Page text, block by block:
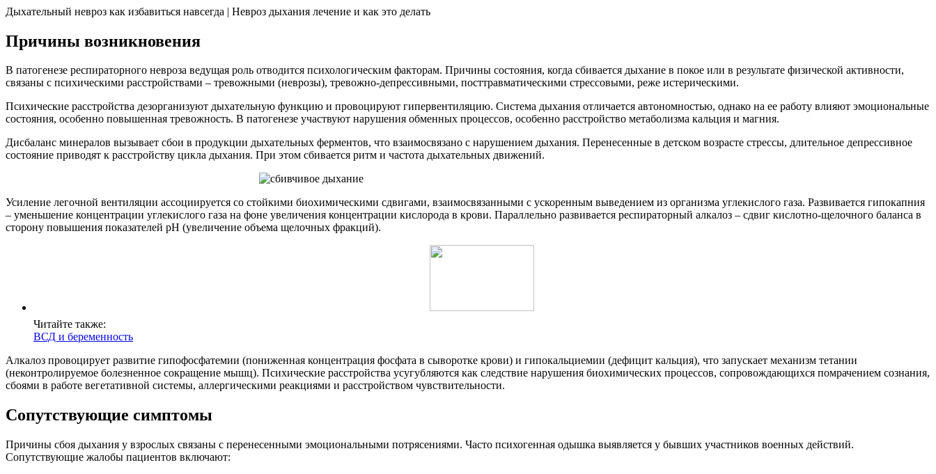
Дыхательный невроз как избавиться навсегда | Невроз дыхания лечение и как это делать
Причины возникновения
В патогенезе респираторного невроза ведущая роль отводится психологическим факторам. Причины состояния, когда сбивается дыхание в покое или в результате физической активности,
связаны с психическими расстройствами – тревожными (неврозы), тревожно-депрессивными, посттравматическими стрессовыми, реже истерическими.
Психические расстройства дезорганизуют дыхательную функцию и провоцируют гипервентиляцию. Система дыхания отличается автономностью, однако на ее работу влияют эмоциональные
состояния, особенно повышенная тревожность. В патогенезе участвуют нарушения обменных процессов, особенно расстройство метаболизма кальция и магния.
Дисбаланс минералов вызывает сбои в продукции дыхательных ферментов, что взаимосвязано с нарушением дыхания. Перенесенные в детском возрасте стрессы, длительное депрессивное
состояние приводят к расстройству цикла дыхания. При этом сбивается ритм и частота дыхательных движений.
Усиление легочной вентиляции ассоциируется со стойкими биохимическими сдвигами, взаимосвязанными с ускоренным выведением из организма углекислого газа. Развивается гипокапния
– уменьшение концентрации углекислого газа на фоне увеличения концентрации кислорода в крови. Параллельно развивается респираторный алкалоз – сдвиг кислотно-щелочного баланса в
сторону повышения показателей рН (увеличение объема щелочных фракций).
Читайте также:
ВСД и беременность
Алкалоз провоцирует развитие гипофосфатемии (пониженная концентрация фосфата в сыворотке крови) и гипокальциемии (дефицит кальция), что запускает механизм тетании
(неконтролируемое болезненное сокращение мышц). Психические расстройства усугубляются как следствие нарушения биохимических процессов, сопровождающихся помрачением сознания,
сбоями в работе вегетативной системы, аллергическими реакциями и расстройством чувствительности.
Сопутствующие симптомы
Причины сбоя дыхания у взрослых связаны с перенесенными эмоциональными потрясениями. Часто психогенная одышка выявляется у бывших участников военных действий.
Сопутствующие жалобы пациентов включают: